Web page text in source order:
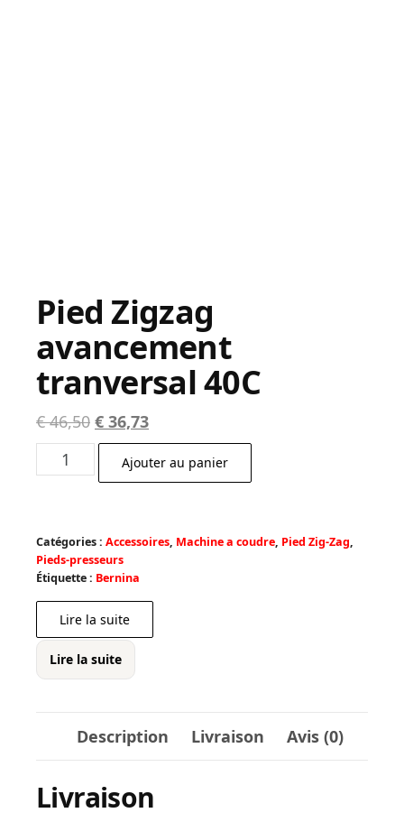
Pied Zigzag
avancement
tranversal 40C
€46,50 Le
prix
initial
€ 36,73Le
prix
actuel
quantité
de
avancement
tranversal
40C
Ajouter au panier
Catégories : Accessoires, Machine a coudre, Pied Zig-Zag,
Pieds-presseurs
Étiquette : Bernina
Lire la suite
Lire la suite
Description Livraison Avis (0)
Livraison